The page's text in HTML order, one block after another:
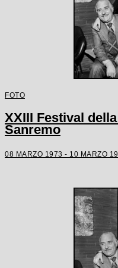
FOTO
XXIII Festival
Sanremo
08 MARZO 1973 - 10 MARZO